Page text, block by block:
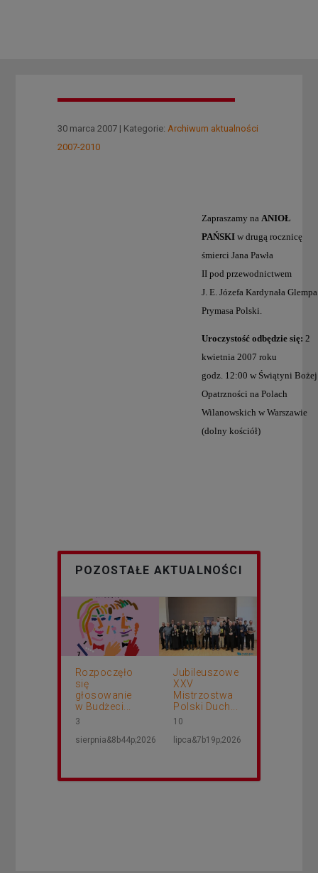
30 marca 2007 | Kategorie: Archiwum aktualności
2007-2010
Zapraszamy na ANIOŁ
PAŃSKIw drugą rocznicę
śmierci Jana Pawła
II pod przewodnictwem
J. E. Józefa Kardynała Glempa
Prymasa Polski.
Uroczystość odbędzie się: 2
kwietnia 2007 roku
godz. 12:00 w Świątyni Bożej
Opatrzności na Polach
Wilanowskich w Warszawie
(dolny kościół)
POZOSTAŁE AKTUALNOŚCI
Rozpoczęło
się
głosowanie
w Budżeci...
3
sierpnia&8b44p;2026
Jubileuszowe
XXV
Mistrzostwa
Polski Duch...
10
lipca&7b19p;2026